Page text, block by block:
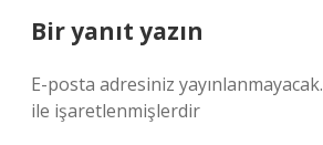
Bir yanıt yazın
E-posta adresiniz yayınlanmayacak.
ile işaretlenmişlerdir